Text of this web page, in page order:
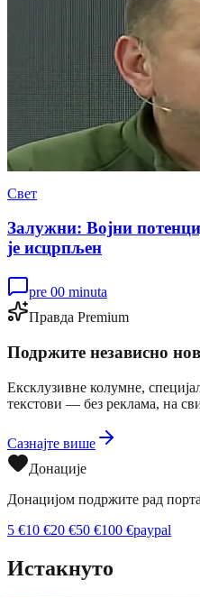
Свет
Залужни: Војни
је исцрпљен
pre 00 minuta
Правда Premium
Подржите независно
Ексклузивне колумне,
текстови — без реклама, на
Сазнајте више
Донације
Донацијом подржите рад
5 €10 €20 €50 €100 €paypal
Истакнуто